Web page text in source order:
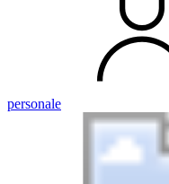
personale